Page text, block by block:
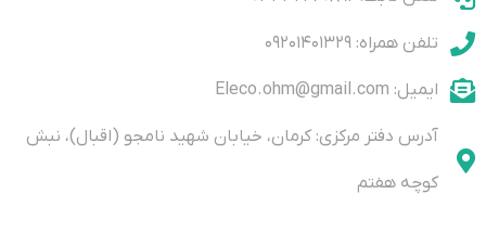
strain
can
translate
Sensor
called a
Sensor.
تلفن همراه: ۰۹۲۰۱۴۰۱۳۲۹
ایمیل: Eleco.ohm@gmail.com
آدرس دفتر مرکزی: کرمان، خیابان شهید نامجو (اقبال)، نبش
کوچه هفتم